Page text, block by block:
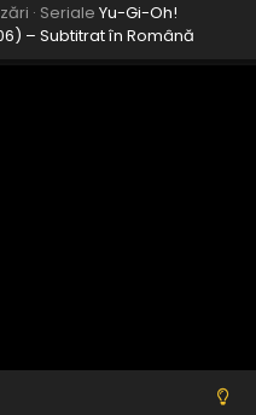
· Seriale Yu-Gi-Oh!
– Subtitrat în Română